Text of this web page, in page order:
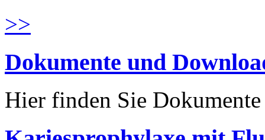
>>
Dokumente und
Hier finden Sie